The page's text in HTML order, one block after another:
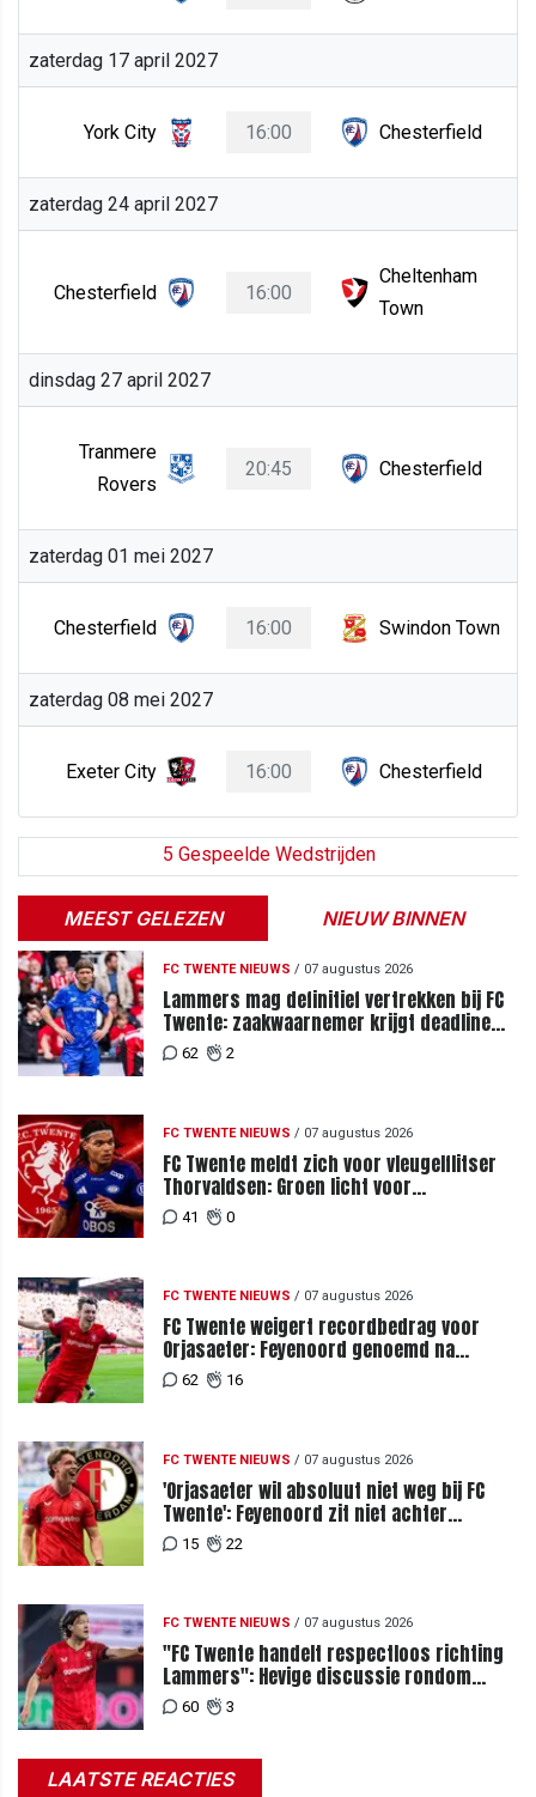
zaterdag 17 april 2027
York City 16:00 Chesterfield
zaterdag 24 april 2027
Chesterfield 16:00
Cheltenham
Town
dinsdag 27 april 2027
Tranmere
Rovers
20:45 Chesterfield
zaterdag 01 mei 2027
Chesterfield 16:00 Swindon Town
zaterdag 08 mei 2027
Exeter City 16:00 Chesterfield
5 Gespeelde Wedstrijden
MEEST GELEZEN NIEUW BINNEN
FC TWENTE NIEUWS / 07 augustus 2026
Lammers mag definitief vertrekken bij FC
Twente: zaakwaarnemer krijgt deadline
vanwege komst vervanger
62 2
FC TWENTE NIEUWS / 07 augustus 2026
FC Twente meldt zich voor vleugelflitser
Thorvaldsen: Groen licht voor
miljoenenbod
41 0
FC TWENTE NIEUWS / 07 augustus 2026
FC Twente weigert recordbedrag voor
Orjasaeter: Feyenoord genoemd na
megabod
62 16
FC TWENTE NIEUWS / 07 augustus 2026
'Orjasaeter wil absoluut niet weg bij FC
Twente': Feyenoord zit niet achter
recordbod
15 22
FC TWENTE NIEUWS / 07 augustus 2026
"FC Twente handelt respectloos richting
Lammers": Hevige discussie rondom
degradatie tot derde spits
60 3
LAATSTE REACTIES